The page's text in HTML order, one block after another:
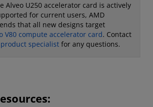
Alveo U250 accelerator card is actively
for current users, AMD
that all new designs target
V80 compute accelerator card. Contact
specialist for any questions.